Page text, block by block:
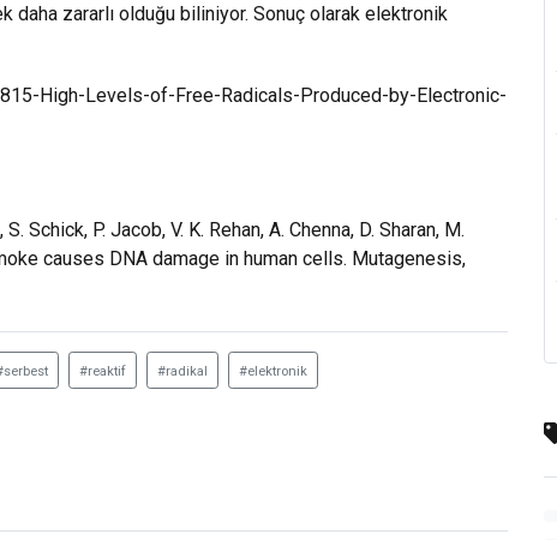
daha zararlı olduğu biliniyor. Sonuç olarak elektronik
High-Levels-of-Free-Radicals-Produced-by-Electronic-
Schick, P. Jacob, V. K. Rehan, A. Chenna, D. Sharan, M.
causes DNA damage in human cells. Mutagenesis,
#reaktif #radikal #elektronik